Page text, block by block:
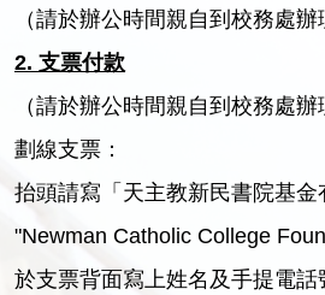
（請於辦公時間親自到校務處辦
2. 支票付款
（請於辦公時間親自到校務處辦
劃線支票：
抬頭請寫「天主教新民書院基金
"Newman Catholic College
於支票背面寫上姓名及手提電話